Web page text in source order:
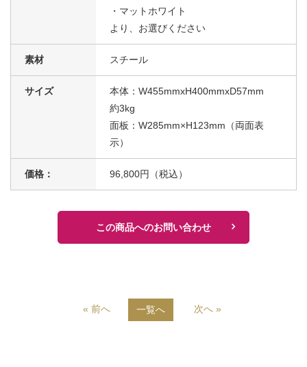
・マットホワイト
より、お選びください
素材 スチール
サイズ
本体：W455mmxH400mmxD57mm
約3kg
面板：W285mm×H123mm（両面表
示）
価格： 96,800円（税込）
この商品へのお問い合わせ
« 前へ 一覧へ 次へ »